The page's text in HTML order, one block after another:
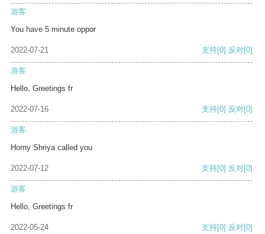
游客
You have 5 minute oppor
2022-07-21 支持[0] 反对[0]
游客
Hello, Greetings fr
2022-07-16 支持[0] 反对[0]
游客
Horny Shriya called you
2022-07-12 支持[0] 反对[0]
游客
Hello, Greetings fr
2022-05-24 支持[0] 反对[0]